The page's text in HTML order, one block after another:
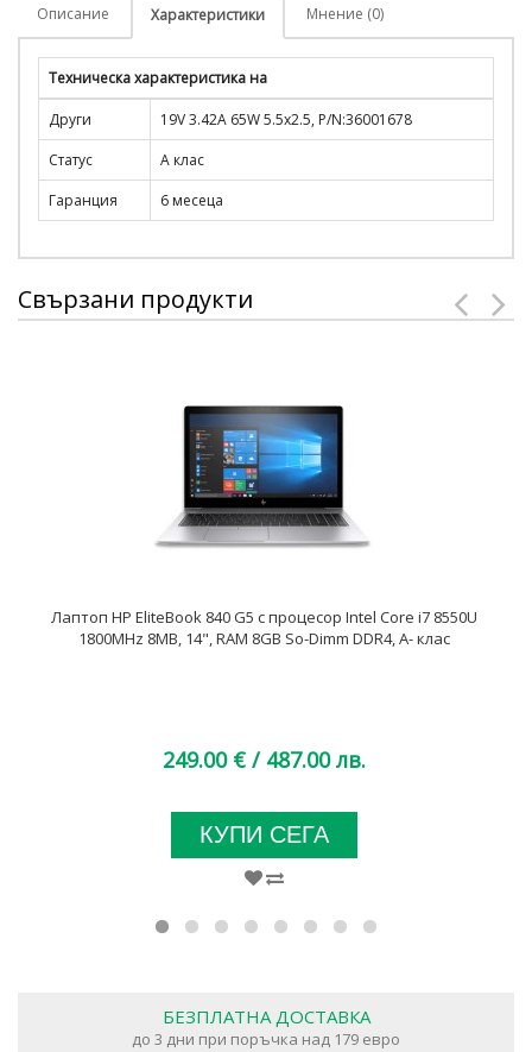
Описание Характеристики Мнение (0)
Техническа характеристика на
Други
19V 3.42A 65W 5.5x2.5, P/N:36001678
Статус
А клас
Гаранция
6 месеца
Свързани продукти
Лаптоп HP EliteBook 840 G5 с процесор Intel Core i7 8550U
1800MHz 8MB, 14", RAM 8GB So-Dimm DDR4, A- клас
249.00 € / 487.00 лв.
КУПИ СЕГА
БЕЗПЛАТНА ДОСТАВКА
до 3 дни при поръчка над 179 евро